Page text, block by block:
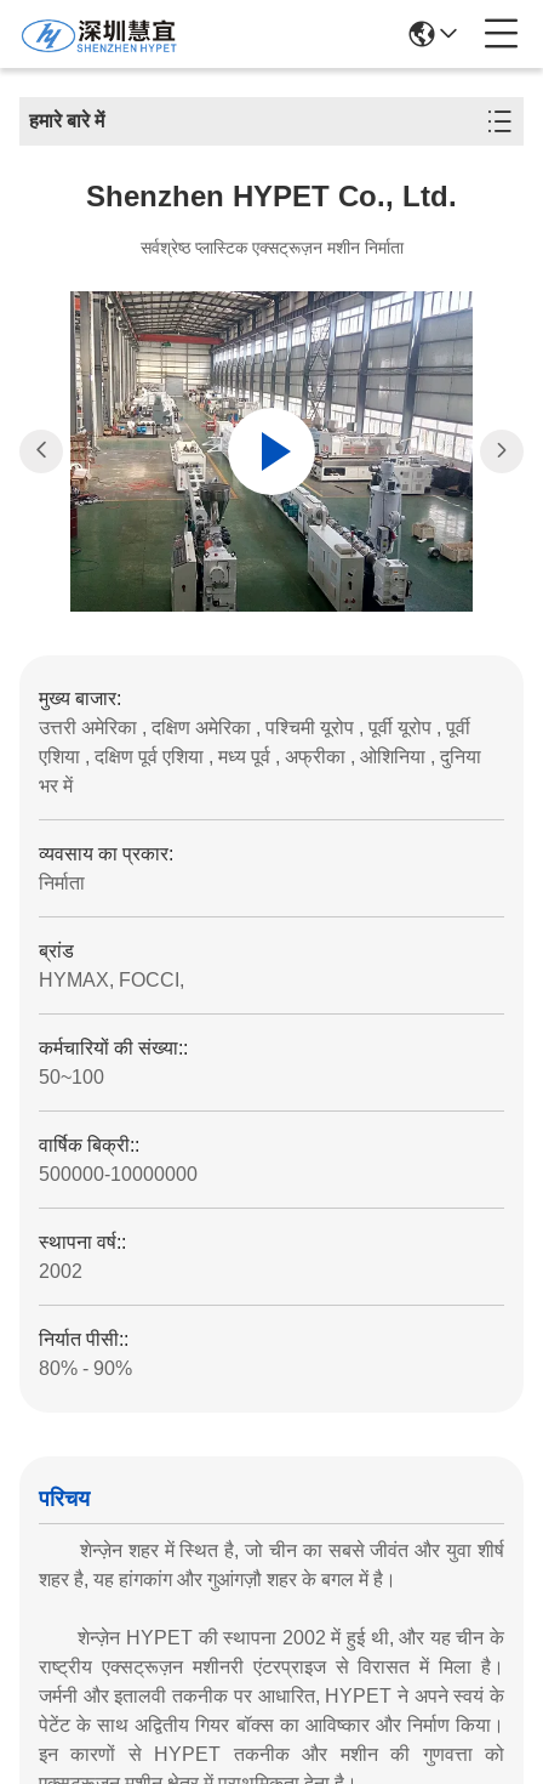
हमारे बारे में
Shenzhen HYPET Co., Ltd.
सर्वश्रेष्ठ प्लास्टिक एक्सट्रूज़न मशीन निर्माता
मुख्य बाजार:
उत्तरी अमेरिका , दक्षिण अमेरिका , पश्चिमी यूरोप , पूर्वी यूरोप , पूर्वी
एशिया , दक्षिण पूर्व एशिया , मध्य पूर्व , अफ्रीका , ओशिनिया , दुनिया
भर में
व्यवसाय का प्रकार:
निर्माता
ब्रांड
HYMAX, FOCCI,
कर्मचारियों की संख्या::
50~100
वार्षिक बिक्री::
500000-10000000
स्थापना वर्ष::
2002
निर्यात पीसी::
80% - 90%
परिचय
शेन्ज़ेन शहर में स्थित है, जो चीन का सबसे जीवंत और युवा शीर्ष
शहर है, यह हांगकांग और गुआंगज़ौ शहर के बगल में है।
शेन्ज़ेन HYPET की स्थापना 2002 में हुई थी, और यह चीन के
राष्ट्रीय एक्सट्रूज़न मशीनरी एंटरप्राइज से विरासत में मिला है।
जर्मनी और इतालवी तकनीक पर आधारित, HYPET ने अपने स्वयं के
पेटेंट के साथ अद्वितीय गियर बॉक्स का आविष्कार और निर्माण किया।
इन कारणों से HYPET तकनीक और मशीन की गुणवत्ता को